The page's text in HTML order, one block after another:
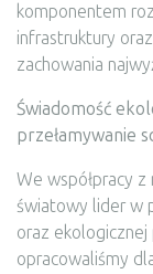
komponentem
infrastruktury
zachowania
Świadomość
przełamywanie
We współpracy z
światowy lider w
oraz ekologicznej
opracowaliśmy